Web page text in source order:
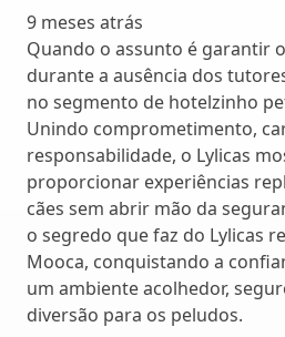
9 meses atrás
Quando o assunto é garantir
durante a ausência dos
no segmento de hotelzinho
Unindo comprometimento,
responsabilidade, o Lylicas
proporcionar experiências
cães sem abrir mão da
o segredo que faz do Lylicas
Mooca, conquistando a
um ambiente acolhedor,
diversão para os peludos.